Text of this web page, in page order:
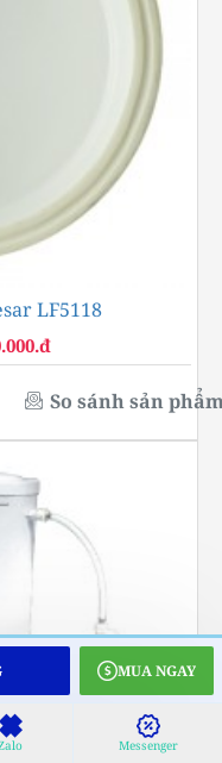
Messenger
MUA NGAY
LF5118
So sánh sản